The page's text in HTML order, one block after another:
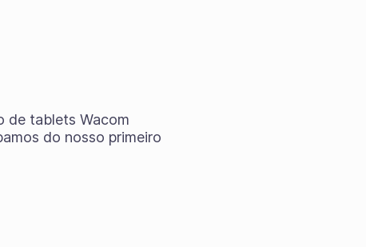
de tablets Wacom
do nosso primeiro